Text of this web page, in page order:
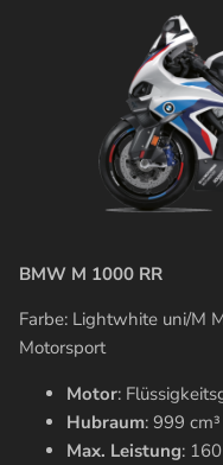
BMW M 1000 RR
Farbe: Lightwhite uni/M
Motorsport
Motor:
Hubraum: 999 cm³
Max. Leistung: